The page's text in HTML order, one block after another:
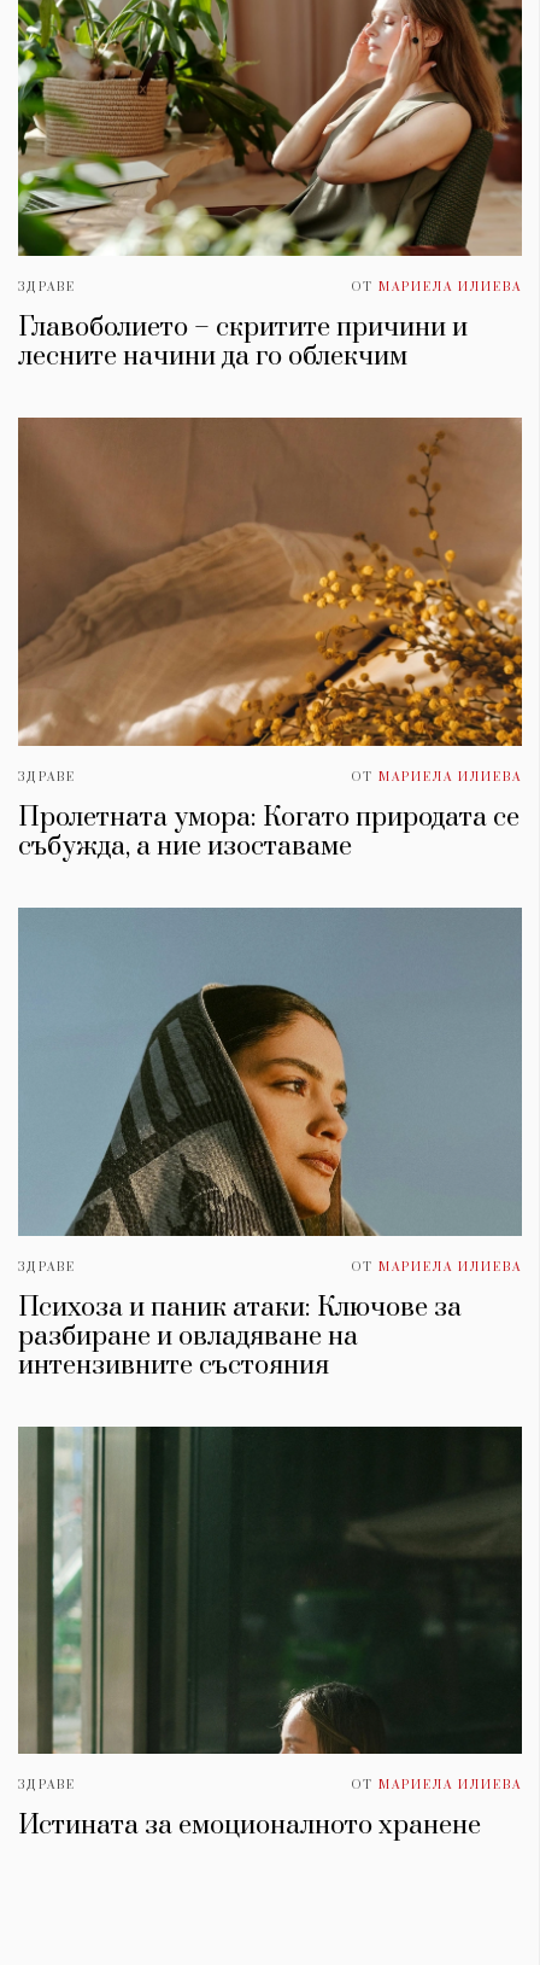
ЗДРАВЕ ОТ МАРИЕЛА ИЛИЕВА
Главоболието – скритите причини и
лесните начини да го облекчим
ЗДРАВЕ ОТ МАРИЕЛА ИЛИЕВА
Пролетната умора: Когато природата се
събужда, а ние изоставаме
ЗДРАВЕ ОТ МАРИЕЛА ИЛИЕВА
Психоза и паник атаки: Ключове за
разбиране и овладяване на
интензивните състояния
ЗДРАВЕ ОТ МАРИЕЛА ИЛИЕВА
Истината за емоционалното хранене